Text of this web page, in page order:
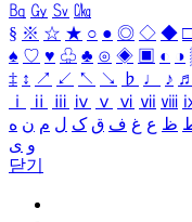
㏃ ㏉ ㏜ ㏆
§ ※ ☆ ★ ○ ● ◎ ◇ ◆ □
♠ ♡ ♥ ♧ ♣ ⊙ ◈ ▣ ◐ ◑
‡ ↕ ↗ ↙ ↖ ↘ ♭ ♩ ♪ ♬
ⅰ
ⅱ ⅲ ⅳ ⅴ ⅵ ⅶ ⅷ
ظ ع غ ف ق ک ل م ن ه
و ی
닫기